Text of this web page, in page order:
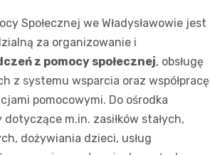
Społecznej we Władysławowie jest
za organizowanie i
z pomocy społecznej, obsługę
z systemu wsparcia oraz współpracę
pomocowymi. Do ośrodka
m.in. zasiłków stałych,
dożywiania dzieci, usług